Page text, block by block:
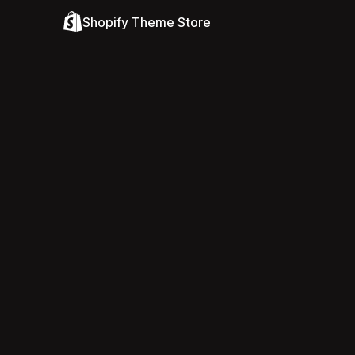
Shopify Theme Store